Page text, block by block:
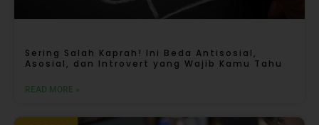
Sering Salah Kaprah! Ini Beda Antisosial,
Asosial, dan Introvert yang Wajib Kamu Tahu
READ MORE »